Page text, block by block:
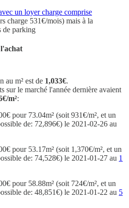
un loyer charge comprise
charge 531€/mois) mais à la
de parking
au m² est de 1,033€.
sur le marché l'année dernière avaient
m²:
pour 73.04m² (soit 931€/m², et un
de: 72,896€) le 2021-02-26 au
pour 53.17m² (soit 1,370€/m², et un
de: 74,528€) le 2021-01-27 au 1
pour 58.88m² (soit 724€/m², et un
de: 48,851€) le 2021-01-22 au 5